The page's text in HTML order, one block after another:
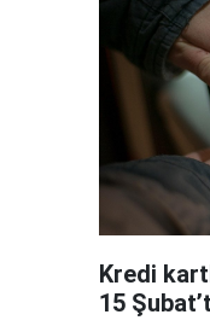
Kredi
15